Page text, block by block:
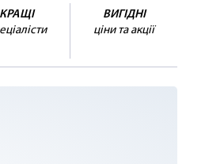
КРАЩІ
ВИГІДНІ
ціни та акції